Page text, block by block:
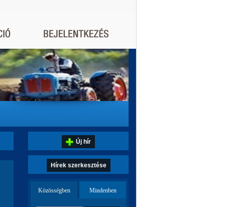
Új hír
Hírek szerkesztése
Közösségben Mindenben